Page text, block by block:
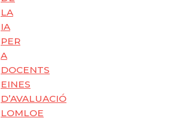
LA
IA
PER
A
DOCENTS
EINES
D’AVALUACIÓ
LOMLOE